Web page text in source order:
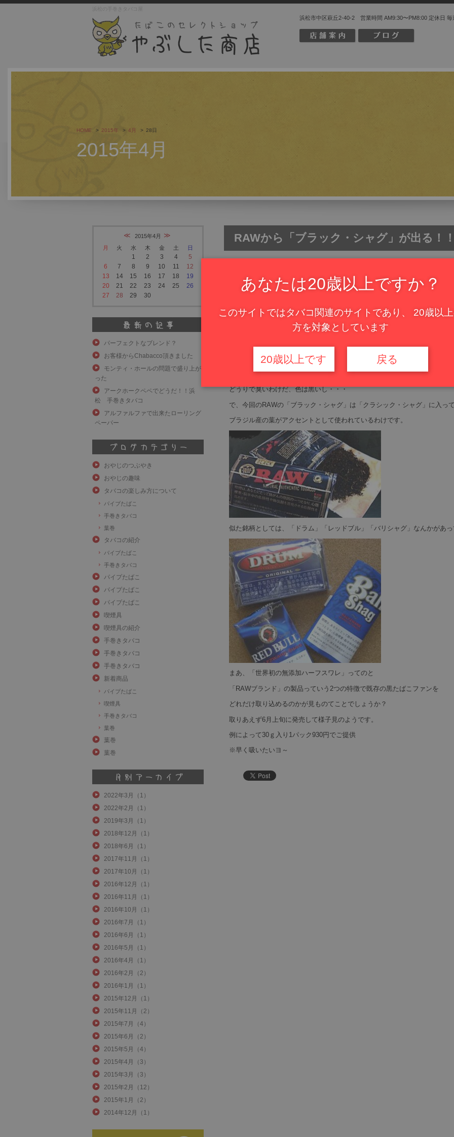
浜松市中区萩丘2-40-2 営業時間 AM9:30〜PM8:00 定休日
HOME 2015年 4月 28日
2015年4月
RAWから「ブラック・シャグ」が出る！
たまに、「バリシャグ・ネイチャー」みたいに「アメリカンブレンド」にも
でも、今度RAWから出る「ブラック・シャグ」はなんと「ダッチタイプ」
「スワレ」とか「ツヴァイア」とか云われるけど、要は「キツイたばこ」
この「ダークケンタッキー」ってのは、40日くらい火干しして仕上がるよ
半燻製？状態なワケ
どうりで臭いわけだ、色は黒いし・・・
で、今回のRAWの「ブラック・シャグ」は「クラシック・シャグ」に入っ
ブラジル産の葉がアクセントとして使われているわけです。
似た銘柄としては、「ドラム」「レッドブル」「バリシャグ」なんかがあ
まあ、「世界初の無添加ハーフスワレ」ってのと
「RAWブランド」の製品っていう2つの特徴で既存の黒たばこファンを
どれだけ取り込めるのかが見ものてことでしょうか？
取りあえず6月上旬に発売して様子見のようです。
例によって30ｇ入り1パック930円でご提供
※早く吸いたいヨ～
2015年4月
月
火 水 木 金 土 日
1 2 3 4
5
6
7 8 9 10 11
12
13
14 15 16 17 18
19
20
21 22 23 24 25
26
27
28 29 30
パーフェクトなブレンド？
お客様からChabacco頂きました
モンティ・ホールの問題で盛り上が
った
アークホークペペでどうだ！！浜
松 手巻きタバコ
アルファルファで出来たローリング
ペーパー
おやじのつぶやき
おやじの趣味
タバコの楽しみ方について
パイプたばこ
手巻きタバコ
葉巻
タバコの紹介
パイプたばこ
手巻きタバコ
パイプたばこ
パイプたばこ
パイプたばこ
喫煙具
喫煙具の紹介
手巻きタバコ
手巻きタバコ
手巻きタバコ
新着商品
パイプたばこ
喫煙具
手巻きタバコ
葉巻
葉巻
葉巻
2022年3月（1）
2022年2月（1）
2019年3月（1）
2018年12月（1）
2018年6月（1）
2017年11月（1）
2017年10月（1）
2016年12月（1）
2016年11月（1）
2016年10月（1）
2016年7月（1）
2016年6月（1）
2016年5月（1）
2016年4月（1）
2016年2月（2）
2016年1月（1）
2015年12月（1）
2015年11月（2）
2015年7月（4）
2015年6月（2）
2015年5月（4）
2015年4月（3）
2015年3月（3）
2015年2月（12）
2015年1月（2）
2014年12月（1）
あなたは20歳以上ですか？
このサイトではタバコ関連のサイトであり、 20歳以
方を対象としています
20歳以上です 戻る